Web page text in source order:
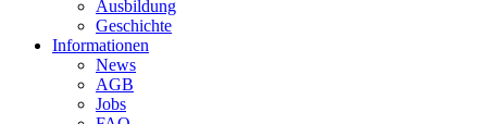
Ausbildung
Geschichte
Informationen
News
AGB
Jobs